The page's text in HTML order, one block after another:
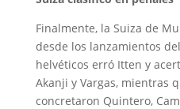
Finalmente, la Suiza de
desde los lanzamientos
helvéticos erró Itten y
Akanji y Vargas, mientras
concretaron Quintero,